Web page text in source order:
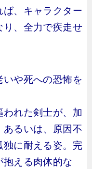
ば、キャラクター
り、全力で疾走せ
いや死への恐怖を
れた剣士が、加
るいは、原因不
独に耐える姿。完
える肉体的な